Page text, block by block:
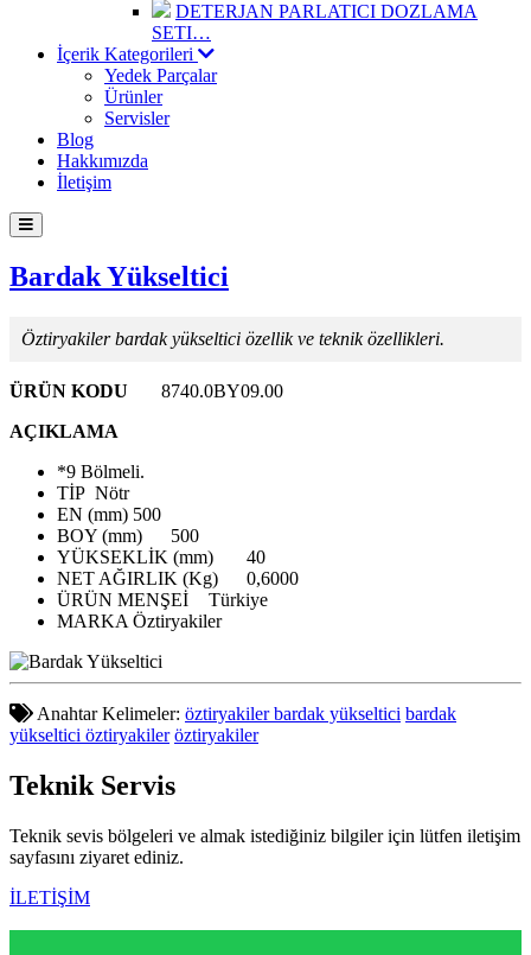
DETERJAN PARLATICI DOZLAMA
SETI…
İçerik Kategorileri
Yedek Parçalar
Ürünler
Servisler
Blog
Hakkımızda
İletişim
Bardak Yükseltici
Öztiryakiler bardak yükseltici özellik ve teknik özellikleri.
ÜRÜN KODU
8740.0BY09.00
AÇIKLAMA
*9 Bölmeli.
TİP Nötr
EN (mm) 500
BOY (mm)
500
YÜKSEKLİK (mm)
40
NET AĞIRLIK (Kg)
0,6000
ÜRÜN MENŞEİ
Türkiye
MARKA Öztiryakiler
Anahtar Kelimeler: öztiryakiler bardak yükseltici bardak
yükseltici öztiryakiler öztiryakiler
Teknik Servis
Teknik sevis bölgeleri ve almak istediğiniz bilgiler için lütfen iletişim
sayfasını ziyaret ediniz.
İLETİŞİM